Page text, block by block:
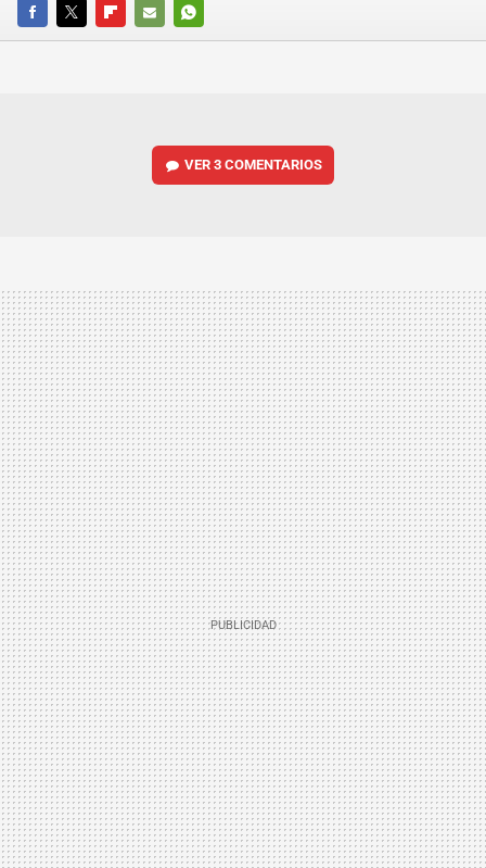
FACEBOOKTWITTERFLIPBOARD
E-
WHATSAPP
VER3 COMENTARIOS